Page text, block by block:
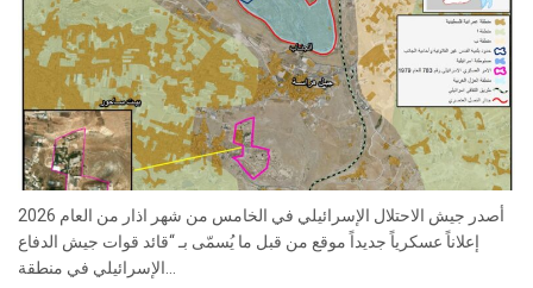
أصدر جيش الاحتلال الإسرائيلي في الخامس من شهر اذار من العام 2026
إعلاناً عسكرياً جديداً موقع من قبل ما يُسمّى بـ “قائد قوات جيش الدفاع